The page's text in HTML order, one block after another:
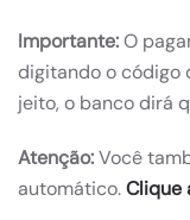
Importante:O
digitando o código
jeito, o banco dirá
Atenção:Você
automático.Clique